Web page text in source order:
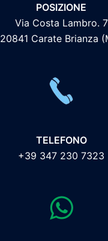
POSIZIONE
Via Costa Lambro. 7
20841 Carate Brianza
TELEFONO
+39 347 230 7323